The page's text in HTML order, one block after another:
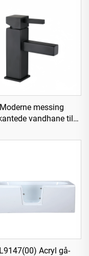
Moderne messing
vandhane til
Acryl gå-